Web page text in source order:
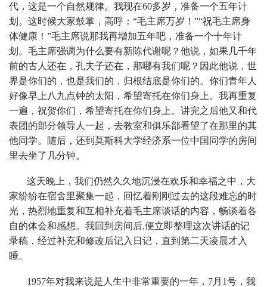
代，这是一个自然规律。我现在60多岁，准备一个五年计
划。这时候大家鼓掌，高呼：“毛主席万岁！”“祝毛主席身
体健康！”毛主席说那我再增加五年吧，准备一个十年计
划。毛主席强调为什么要有新陈代谢呢？他说，如果几千年
前的古人还在，孔夫子还在，那哪有我们呢？因此他说，世
界是你们的，也是我们的，归根结底是你们的。你们青年人
好像早上八九点钟的太阳，希望寄托在你们身上。我再重复
一遍，祝贺你们，希望寄托在你们身上。讲完之后他又和代
表团的部分领导人一起，去教室和俱乐部看望了在那里的其
他同学。随后，还到莫斯科大学经济系一位中国同学的房间
里去坐了几分钟。
这天晚上，我们仍然久久地沉浸在欢乐和幸福之中，大
家纷纷在宿舍里聚集一起，回忆着刚刚过去的这段难忘的时
光，热烈地重复和互相补充着毛主席谈话的内容，畅谈着各
自的体会和感想。我回到房间后,便立即整理这次讲话的记
录稿，经过补充和修改后记入日记，直到第二天凌晨才入
睡。
1957年对我来说是人生中非常重要的一年，7月1号，我